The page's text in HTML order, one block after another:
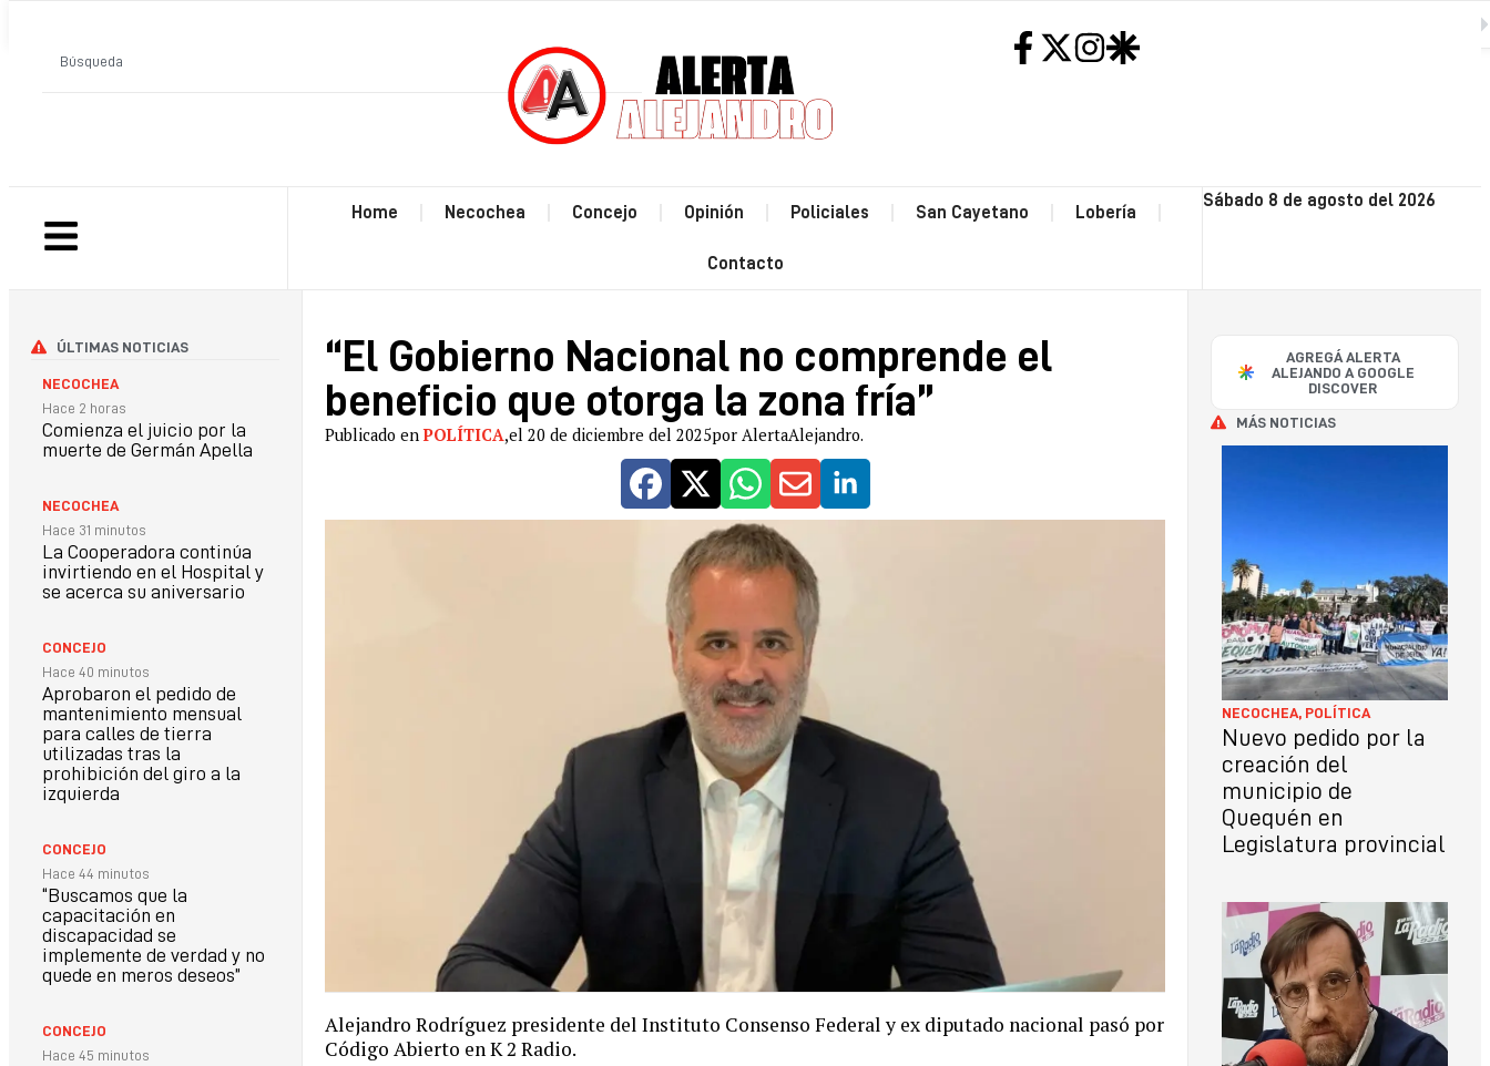
Home Necochea Concejo Opinión Policiales San Cayetano Lobería
Contacto
Sábado 8 de agosto del 2026
SAN
AGREGÁ ALERTA
ALEJANDO A GOOGLE
DISCOVER
MÁS NOTICIAS
NECOCHEA, POLÍTICA
Nuevo pedido por la
creación del
municipio de
Quequén en
Legislatura provincial
ÚLTIMAS NOTICIAS
NECOCHEA
Hace 2 horas
Comienza el juicio por la
muerte de Germán Apella
NECOCHEA
Hace 31 minutos
La Cooperadora continúa
invirtiendo en el Hospital y
se acerca su aniversario
CONCEJO
Hace 40 minutos
Aprobaron el pedido de
mantenimiento mensual
para calles de tierra
utilizadas tras la
prohibición del giro a la
izquierda
CONCEJO
Hace 44 minutos
“Buscamos que la
capacitación en
discapacidad se
implemente de verdad y no
quede en meros deseos”
CONCEJO
Hace 45 minutos
“El Gobierno Nacional no comprende el
beneficio que otorga la zona fría”
Publicado enPOLÍTICA,el 20 de diciembre del 2025por AlertaAlejandro.
Alejandro Rodríguez presidente del Instituto Consenso Federal y ex diputado nacional pasó por
Código Abierto en K 2 Radio.